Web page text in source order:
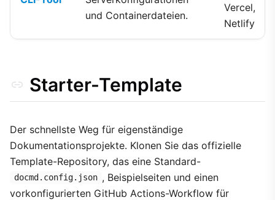
und Containerdateien.
Vercel,
Netlify
Starter-Template
Der schnellste Weg für eigenständige
Dokumentationsprojekte. Klonen Sie das offizielle
Template-Repository, das eine Standard-
docmd.config.json , Beispielseiten und einen
vorkonfigurierten GitHub Actions-Workflow für